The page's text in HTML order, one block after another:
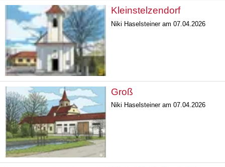
Kleinstelzendorf
Niki Haselsteiner am 07.04.2026
Groß
Niki Haselsteiner am 07.04.2026